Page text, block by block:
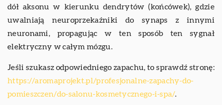
dół aksonu w kierunku dendrytów (końcówek), gdzie
uwalniają neuroprzekaźniki do synaps z innymi
neuronami, propagując w ten sposób ten sygnał
elektryczny w całym mózgu.
Jeśli szukasz odpowiedniego zapachu, to sprawdź stronę:
https://aromaprojekt.pl/profesjonalne-zapachy-do-
pomieszczen/do-salonu-kosmetycznego-i-spa/.